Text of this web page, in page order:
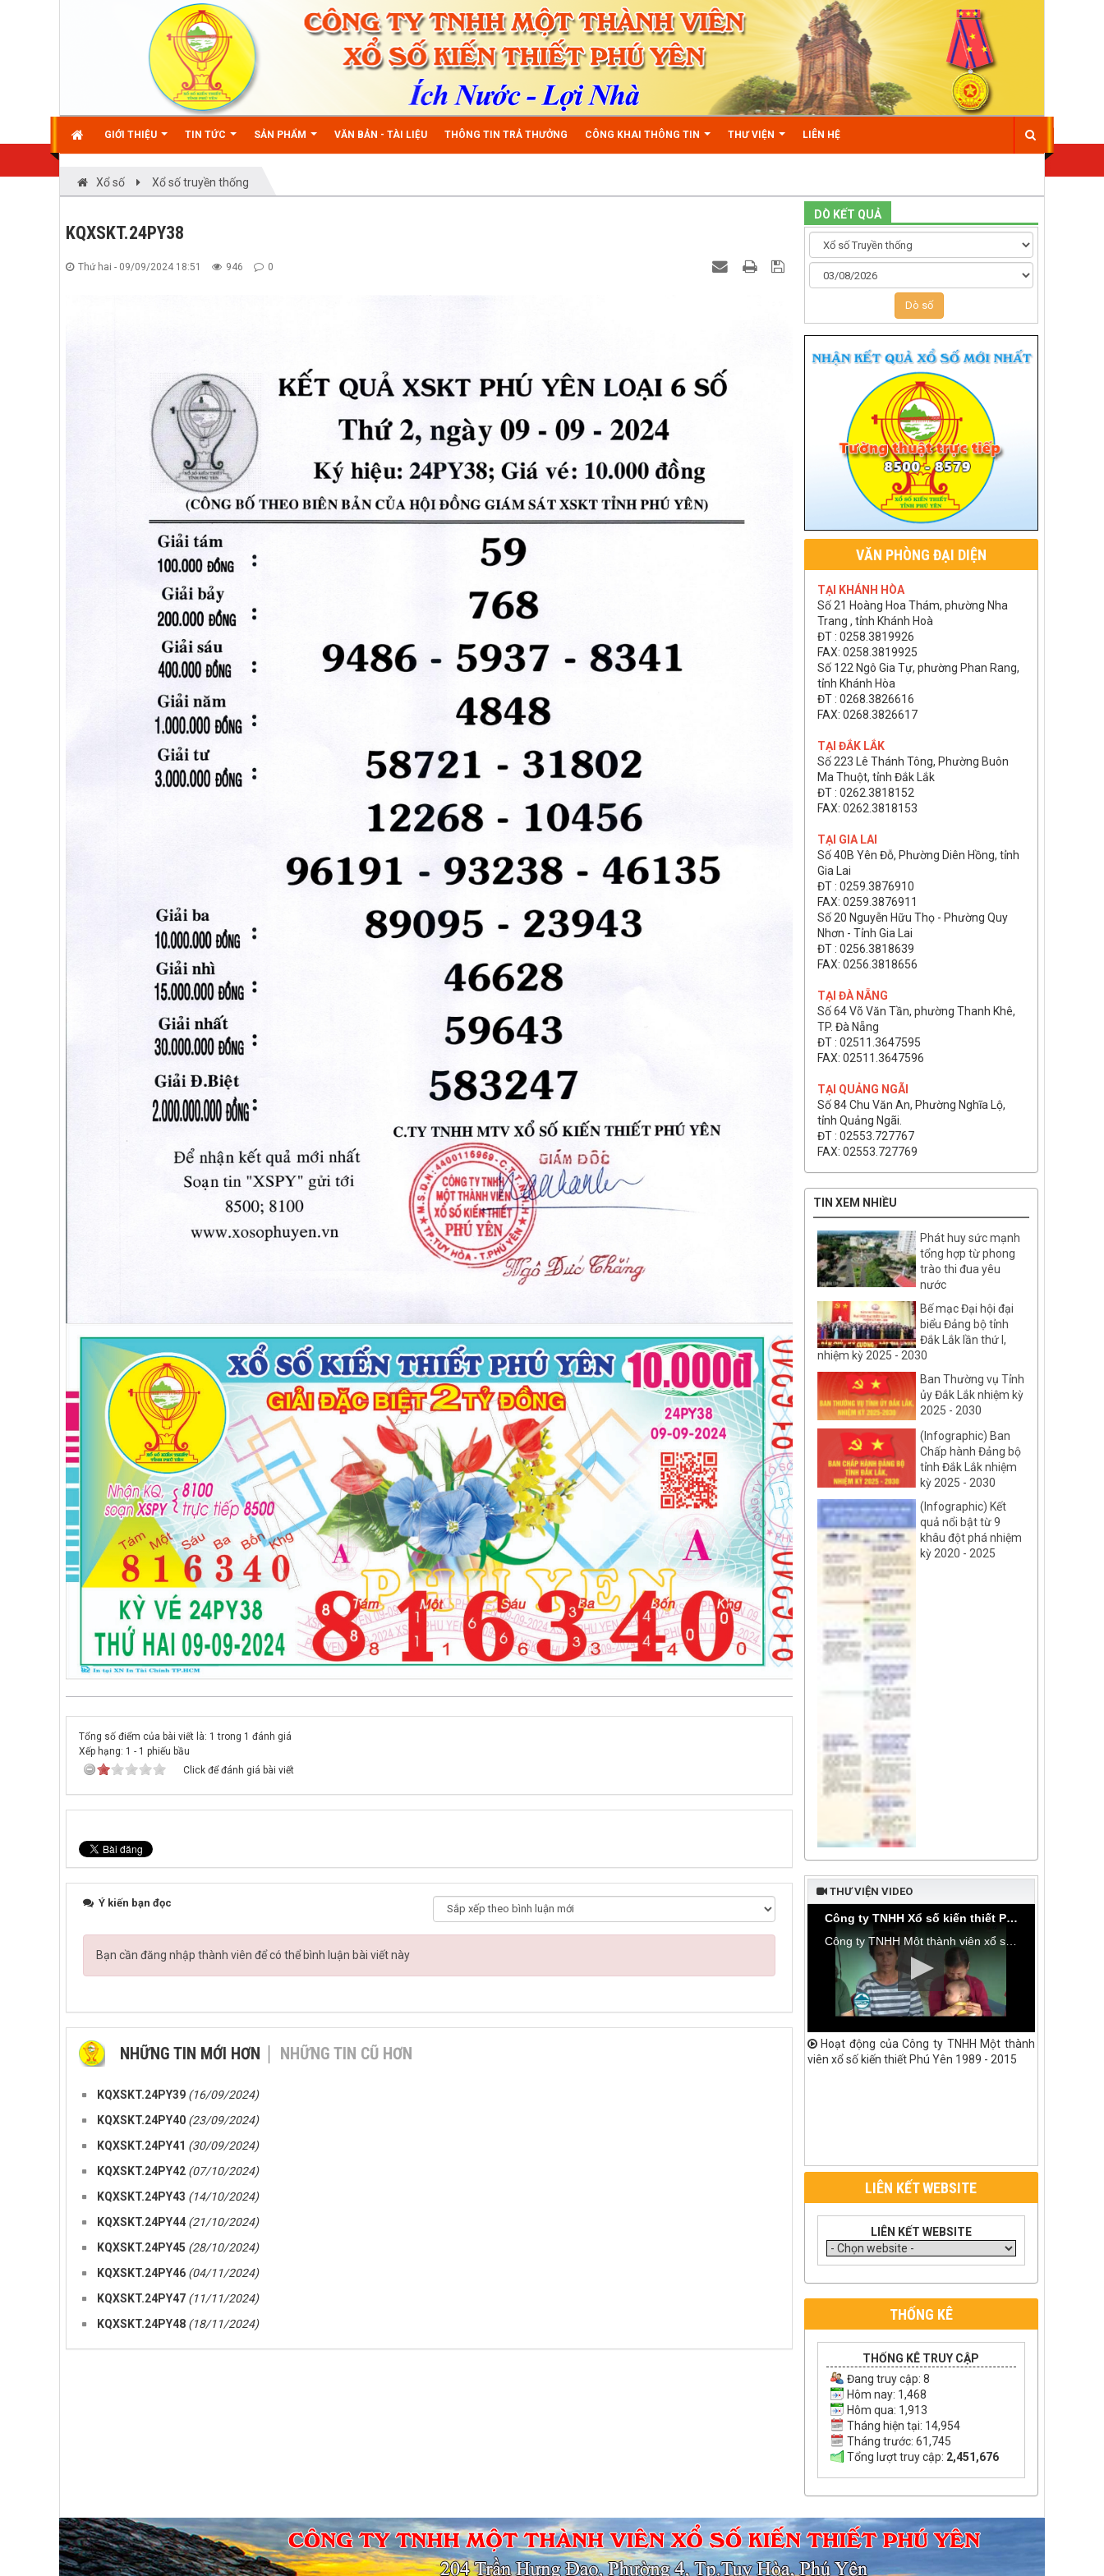
GIỚI THIỆU TIN TỨC SẢN PHẨM VĂN BẢN - TÀI LIỆU THÔNG TIN TRẢ THƯỞNG CÔNG KHAI THÔNG TIN THƯ VIỆN LIÊN HỆ
Xổ số Xổ số truyền thống
KQXSKT.24PY38
Thứ hai - 09/09/2024 18:51 946 0
Tổng số điểm của bài viết là: 1 trong 1 đánh giá
Xếp hạng: 1 - 1 phiếu bầu
Click để đánh giá bài viết
Ý kiến bạn đọc
Bạn cần đăng nhập thành viên để có thể bình luận bài viết này
NHỮNG TIN MỚI HƠN NHỮNG TIN CŨ HƠN
KQXSKT.24PY39 (16/09/2024)
KQXSKT.24PY40 (23/09/2024)
KQXSKT.24PY41 (30/09/2024)
KQXSKT.24PY42 (07/10/2024)
KQXSKT.24PY43 (14/10/2024)
KQXSKT.24PY44 (21/10/2024)
KQXSKT.24PY45 (28/10/2024)
KQXSKT.24PY46 (04/11/2024)
KQXSKT.24PY47 (11/11/2024)
KQXSKT.24PY48 (18/11/2024)
DÒ KẾT QUẢ
Dò số
VĂN PHÒNG ĐẠI DIỆN
TẠI KHÁNH HÒA
Số 21 Hoàng Hoa Thám, phường Nha
Trang , tỉnh Khánh Hoà
ĐT : 0258.3819926
FAX: 0258.3819925
Số 122 Ngô Gia Tự, phường Phan Rang,
tỉnh Khánh Hòa
ĐT : 0268.3826616
FAX: 0268.3826617
TẠI ĐẮK LẮK
Số 223 Lê Thánh Tông, Phường Buôn
Ma Thuột, tỉnh Đắk Lắk
ĐT : 0262.3818152
FAX: 0262.3818153
TẠI GIA LAI
Số 40B Yên Đỗ, Phường Diên Hồng, tỉnh
Gia Lai
ĐT : 0259.3876910
FAX: 0259.3876911
Số 20 Nguyễn Hữu Thọ - Phường Quy
Nhơn - Tỉnh Gia Lai
ĐT : 0256.3818639
FAX: 0256.3818656
TẠI ĐÀ NẴNG
Số 64 Võ Văn Tần, phường Thanh Khê,
TP. Đà Nẵng
ĐT : 02511.3647595
FAX: 02511.3647596
TẠI QUẢNG NGÃI
Số 84 Chu Văn An, Phường Nghĩa Lộ,
tỉnh Quảng Ngãi.
ĐT : 02553.727767
FAX: 02553.727769
TIN XEM NHIỀU
Phát huy sức mạnh
tổng hợp từ phong
trào thi đua yêu
nước
Bế mạc Đại hội đại
biểu Đảng bộ tỉnh
Đắk Lắk lần thứ I,
nhiệm kỳ 2025 - 2030
Ban Thường vụ Tỉnh
ủy Đắk Lắk nhiệm kỳ
2025 - 2030
(Infographic) Ban
Chấp hành Đảng bộ
tỉnh Đắk Lắk nhiệm
kỳ 2025 - 2030
(Infographic) Kết
quả nổi bật từ 9
khâu đột phá nhiệm
kỳ 2020 - 2025
THƯ VIỆN VIDEO
Công ty TNHH Xổ số kiến thiết Phú Yên bàn giao nhà tình thương tại thôn Hòa Đa, xã An Mỹ
Công ty TNHH Một thành viên xổ số kiến thiết Phú Yên bàn giao nhà tình thương tại thôn Hòa Đa, xã An Mỹ, huyện Tuy An
Hoạt động của Công ty TNHH Một thành
viên xổ số kiến thiết Phú Yên 1989 - 2015
LIÊN KẾT WEBSITE
LIÊN KẾT WEBSITE
THỐNG KÊ
THỐNG KÊ TRUY CẬP
Đang truy cập: 8
Hôm nay: 1,468
Hôm qua: 1,913
Tháng hiện tại: 14,954
Tháng trước: 61,745
Tổng lượt truy cập: 2,451,676